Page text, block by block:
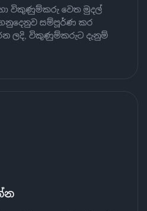
විකුණුම්කරු වෙත මුදල්
සම්පූර්ණ කර
ලදි, විකුණුම්කරුට දැනුම්